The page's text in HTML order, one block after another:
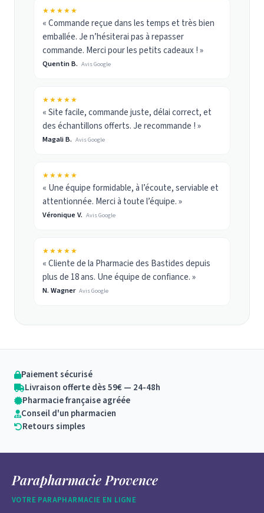
★★★★★
« Commande reçue dans les temps et très bien
emballée. Je n’hésiterai pas à repasser
commande. Merci pour les petits cadeaux ! »
Quentin B. Avis Google
★★★★★
« Site facile, commande juste, délai correct, et
des échantillons offerts. Je recommande ! »
Magali B. Avis Google
★★★★★
« Une équipe formidable, à l’écoute, serviable et
attentionnée. Merci à toute l’équipe. »
Véronique V. Avis Google
★★★★★
« Cliente de la Pharmacie des Bastides depuis
plus de 18 ans. Une équipe de confiance. »
N. Wagner Avis Google
Paiement sécurisé
Livraison offerte dès 59€ — 24-48h
Pharmacie française agréée
Conseil d'un pharmacien
Retours simples
Parapharmacie Provence
VOTRE PARAPHARMACIE EN LIGNE